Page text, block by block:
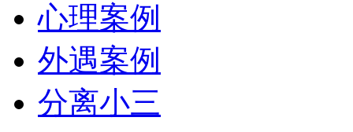
心理案例
外遇案例
分离小三